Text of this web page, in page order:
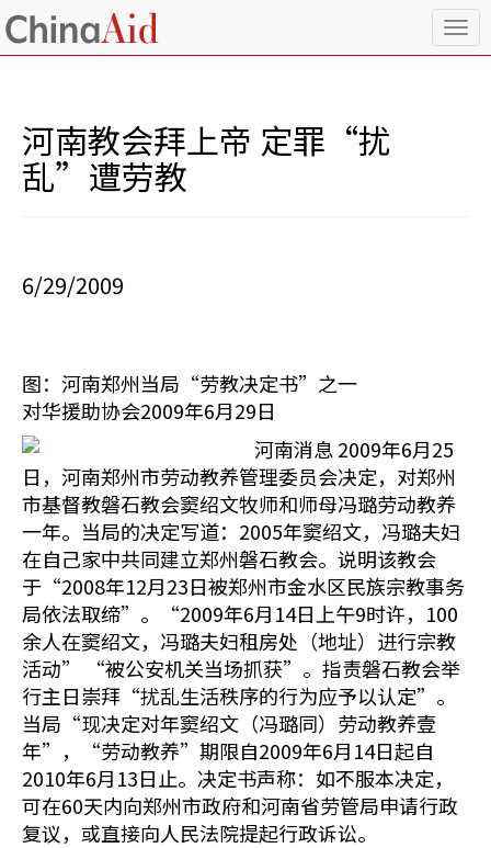
T
o
河南教会拜上帝 定罪“扰
乱”遭劳教
6/29/2009
图：河南郑州当局“劳教决定书”之一
对华援助协会2009年6月29日
河南消息 2009年6月25
日，河南郑州市劳动教养管理委员会决定，对郑州
市基督教磐石教会窦绍文牧师和师母冯璐劳动教养
一年。当局的决定写道：2005年窦绍文，冯璐夫妇
在自己家中共同建立郑州磐石教会。说明该教会
于“2008年12月23日被郑州市金水区民族宗教事务
局依法取缔”。“2009年6月14日上午9时许，100
余人在窦绍文，冯璐夫妇租房处（地址）进行宗教
活动” “被公安机关当场抓获”。指责磐石教会举
行主日崇拜“扰乱生活秩序的行为应予以认定”。
当局“现决定对年窦绍文（冯璐同）劳动教养壹
年”，“劳动教养”期限自2009年6月14日起自
2010年6月13日止。决定书声称：如不服本决定，
可在60天内向郑州市政府和河南省劳管局申请行政
复议，或直接向人民法院提起行政诉讼。